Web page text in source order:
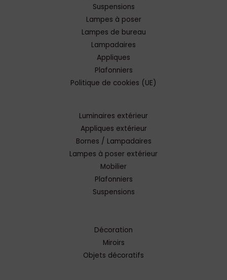
Suspensions
Lampes à poser
Lampes de bureau
Lampadaires
Appliques
Plafonniers
Politique de cookies (UE)
Luminaires extérieur
Appliques extérieur
Bornes / Lampadaires
Lampes à poser extérieur
Mobilier
Plafonniers
Suspensions
Décoration
Miroirs
Objets décoratifs